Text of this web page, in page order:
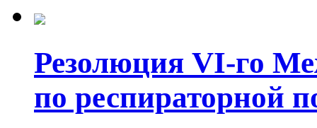
Резолюция VI-го
по респираторной